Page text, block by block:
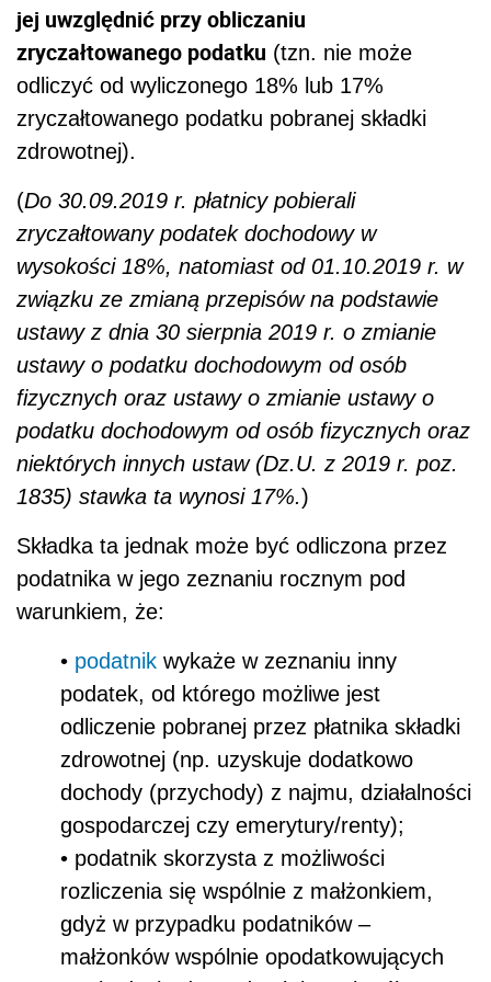
jej uwzględnić przy obliczaniu
zryczałtowanego podatku (tzn. nie może
odliczyć od wyliczonego 18% lub 17%
zryczałtowanego podatku pobranej składki
zdrowotnej).
(Do 30.09.2019 r. płatnicy pobierali
zryczałtowany podatek dochodowy w
wysokości 18%, natomiast od 01.10.2019 r. w
związku ze zmianą przepisów na podstawie
ustawy z dnia 30 sierpnia 2019 r. o zmianie
ustawy o podatku dochodowym od osób
fizycznych oraz ustawy o zmianie ustawy o
podatku dochodowym od osób fizycznych oraz
niektórych innych ustaw (Dz.U. z 2019 r. poz.
1835) stawka ta wynosi 17%.)
Składka ta jednak może być odliczona przez
podatnika w jego zeznaniu rocznym pod
warunkiem, że:
• podatnik wykaże w zeznaniu inny
podatek, od którego możliwe jest
odliczenie pobranej przez płatnika składki
zdrowotnej (np. uzyskuje dodatkowo
dochody (przychody) z najmu, działalności
gospodarczej czy emerytury/renty);
• podatnik skorzysta z możliwości
rozliczenia się wspólnie z małżonkiem,
gdyż w przypadku podatników –
małżonków wspólnie opodatkowujących